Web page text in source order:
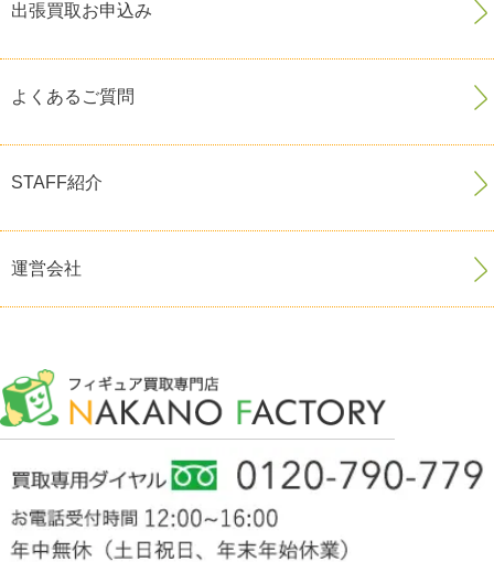
出張買取お申込み
よくあるご質問
STAFF紹介
運営会社